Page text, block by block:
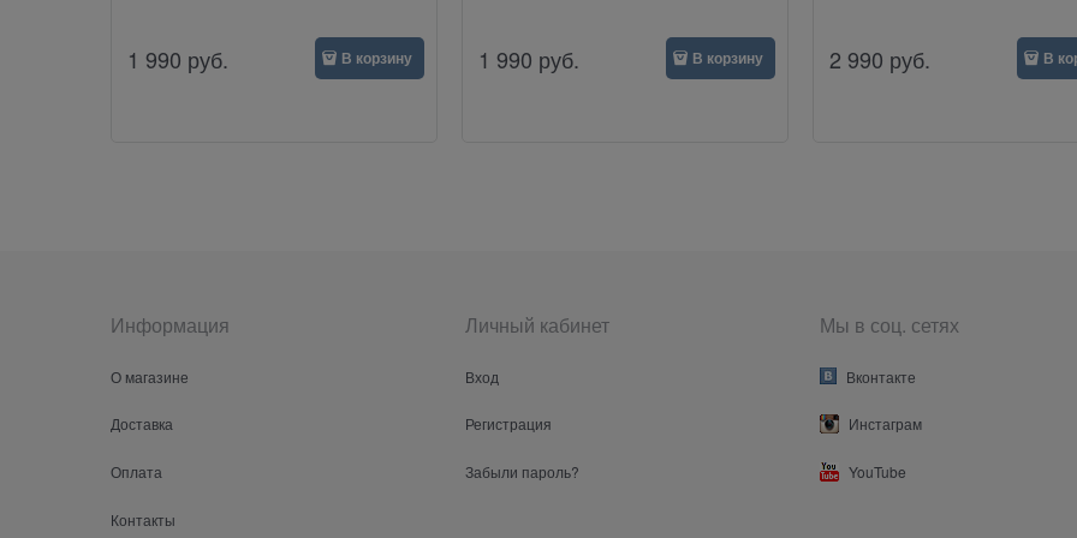
1 990 руб. В корзину 1 990 руб. В корзину 2 990 руб. В
Информация
О магазине
Доставка
Оплата
Контакты
Личный кабинет
Вход
Регистрация
Забыли пароль?
Мы в соц. сетях
Вконтакте
Инстаграм
YouTube